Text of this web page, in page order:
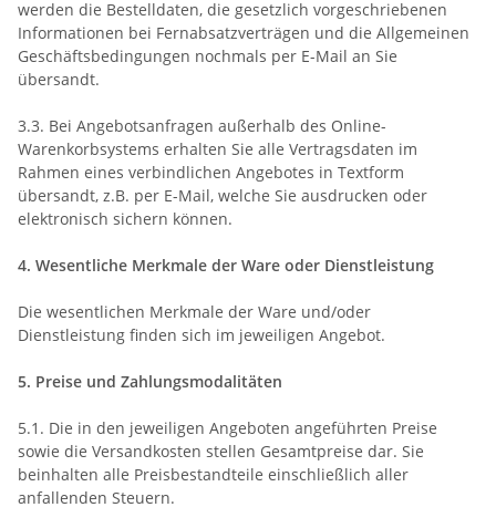
werden die Bestelldaten, die gesetzlich vorgeschriebenen
Informationen bei Fernabsatzverträgen und die Allgemeinen
Geschäftsbedingungen nochmals per E-Mail an Sie
übersandt.
3.3. Bei Angebotsanfragen außerhalb des Online-
Warenkorbsystems erhalten Sie alle Vertragsdaten im
Rahmen eines verbindlichen Angebotes in Textform
übersandt, z.B. per E-Mail, welche Sie ausdrucken oder
elektronisch sichern können.
4. Wesentliche Merkmale der Ware oder Dienstleistung
Die wesentlichen Merkmale der Ware und/oder
Dienstleistung finden sich im jeweiligen Angebot.
5. Preise und Zahlungsmodalitäten
5.1. Die in den jeweiligen Angeboten angeführten Preise
sowie die Versandkosten stellen Gesamtpreise dar. Sie
beinhalten alle Preisbestandteile einschließlich aller
anfallenden Steuern.